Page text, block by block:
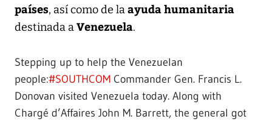
países, así como de laayuda humanitaria
destinada aVenezuela.
Stepping up to help the Venezuelan
people:#SOUTHCOM Commander Gen. Francis L.
Donovan visited Venezuela today. Along with
Chargé d’Affaires John M. Barrett, the general got